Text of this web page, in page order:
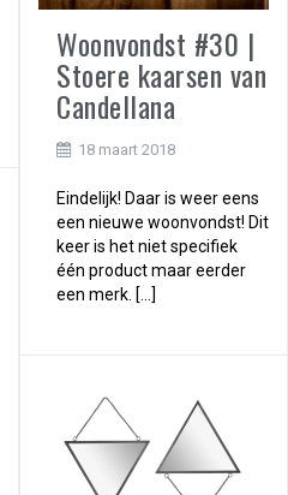
Woonvondst #30 |
Stoere kaarsen van
Candellana
18 maart 2018
Eindelijk! Daar is weer eens
een nieuwe woonvondst! Dit
keer is het niet specifiek
één product maar eerder
een merk. […]